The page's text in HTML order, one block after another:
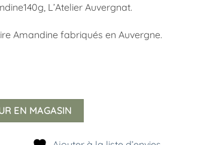
L’Atelier Auvergnat.
Amandine fabriqués en Auvergne.
EN MAGASIN